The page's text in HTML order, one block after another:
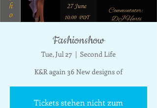
Fashionshow
Tue, Jul 27
  |
Second Life
K&R again 36 New designs of
Tickets stehen nicht zum